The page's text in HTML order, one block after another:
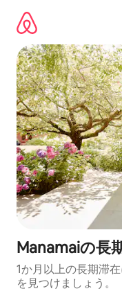
Manamaiの長
1か月以上の長期滞
を見つけましょう。